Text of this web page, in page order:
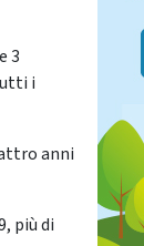
3
i
anni
più di